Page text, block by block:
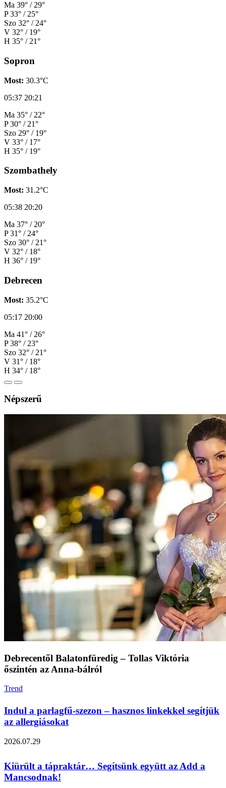
Ma 39° / 29°
P 33° / 25°
Szo 32° / 24°
V 32° / 19°
H 35° / 21°
Sopron
Most: 30.3°C
05:37 20:21
Ma 35° / 22°
P 30° / 21°
Szo 29° / 19°
V 33° / 17°
H 35° / 19°
Szombathely
Most: 31.2°C
05:38 20:20
Ma 37° / 20°
P 31° / 24°
Szo 30° / 21°
V 32° / 18°
H 36° / 19°
Debrecen
Most: 35.2°C
05:17 20:00
Ma 41° / 26°
P 38° / 23°
Szo 32° / 21°
V 31° / 18°
H 34° / 18°
Népszerű
Debrecentől Balatonfüredig – Tollas Viktória
őszintén az Anna‑bálról
Trend
Indul a parlagfű‑szezon – hasznos linkekkel segítjük
az allergiásokat
2026.07.29
Kiürült a tápraktár… Segítsünk együtt az Add a
Mancsodnak!